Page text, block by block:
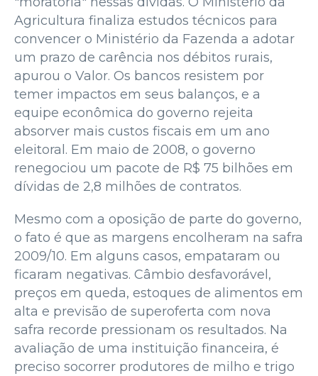
Agricultura finaliza estudos técnicos para
convencer o Ministério da Fazenda a adotar
um prazo de carência nos débitos rurais,
apurou o Valor. Os bancos resistem por
temer impactos em seus balanços, e a
equipe econômica do governo rejeita
absorver mais custos fiscais em um ano
eleitoral. Em maio de 2008, o governo
renegociou um pacote de R$ 75 bilhões em
dívidas de 2,8 milhões de contratos.
Mesmo com a oposição de parte do governo,
o fato é que as margens encolheram na safra
2009/10. Em alguns casos, empataram ou
ficaram negativas. Câmbio desfavorável,
preços em queda, estoques de alimentos em
alta e previsão de superoferta com nova
safra recorde pressionam os resultados. Na
avaliação de uma instituição financeira, é
preciso socorrer produtores de milho e trigo